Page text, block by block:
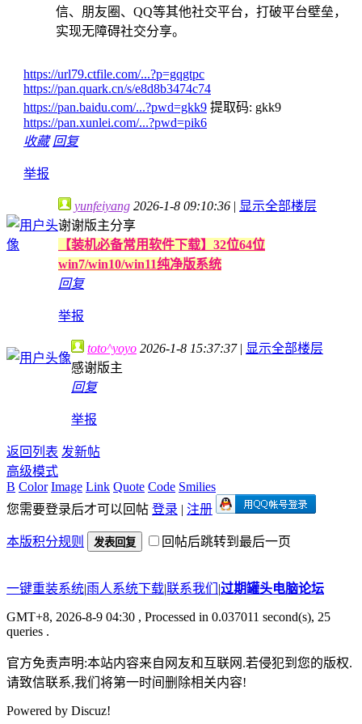
信、朋友圈、QQ等其他社交平台，打破平台壁垒，
实现无障碍社交分享。
https://url79.ctfile.com/...?p=gqgtpc
https://pan.quark.cn/s/e8d8b3474c74
https://pan.baidu.com/...?pwd=gkk9 提取码: gkk9
https://pan.xunlei.com/...?pwd=pik6
收藏 回复
举报
yunfeiyang 2026-1-8 09:10:36 | 显示全部楼层
谢谢版主分享
【装机必备常用软件下载】32位64位
win7/win10/win11纯净版系统
回复
举报
toto^yoyo 2026-1-8 15:37:37 | 显示全部楼层
感谢版主
回复
举报
返回列表 发新帖
高级模式
B Color Image Link Quote Code Smilies
您需要登录后才可以回帖 登录 | 注册
本版积分规则 发表回复 回帖后跳转到最后一页
一键重装系统|雨人系统下载|联系我们 |过期罐头电脑论坛
GMT+8, 2026-8-9 04:30 , Processed in 0.037011 second(s), 25
queries .
官方免责声明:本站内容来自网友和互联网.若侵犯到您的版权.
请致信联系,我们将第一时间删除相关内容!
Powered by Discuz!